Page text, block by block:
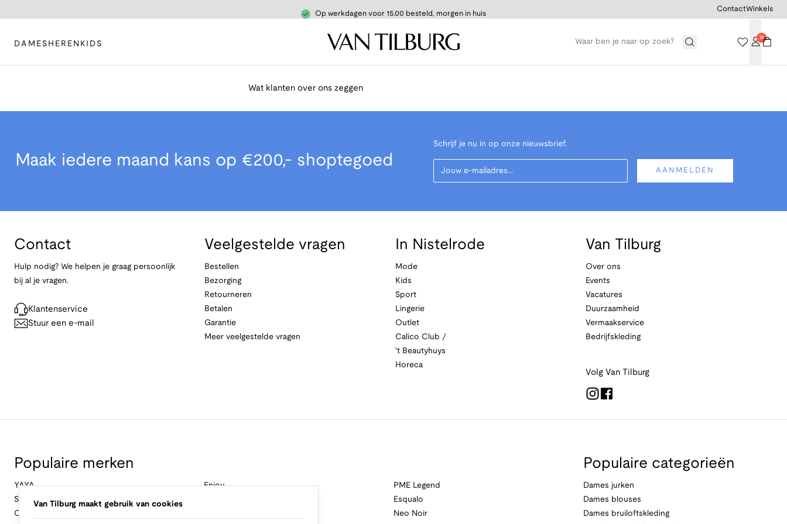
Op werkdagen voor 15.00 besteld, morgen in huis
DAMES HEREN KIDS
ContactWinkels
Wat klanten over ons zeggen
Maak iedere maand kans op €200,- shoptegoed
Schrijf je nu in op onze nieuwsbrief.
Your Email
AANMELDEN
Contact
Hulp nodig? We helpen je graag persoonlijk
bij al je vragen.
Klantenservice
Stuur een e-mail
Veelgestelde vragen
Bestellen
Bezorging
Retourneren
Betalen
Garantie
Meer veelgestelde vragen
In Nistelrode
Mode
Kids
Sport
Lingerie
Outlet
Calico Club /
't Beautyhuys
Horeca
Van Tilburg
Over ons
Events
Vacatures
Duurzaamheid
Vermaakservice
Bedrijfskleding
Volg Van Tilburg
Populaire merken
YAYA
Studio Anneloes
Cambio
Enjoy
PME Legend
Esqualo
Neo Noir
Populaire categorieën
Dames jurken
Dames blouses
Dames bruiloftskleding
Van Tilburg maakt gebruik van cookies